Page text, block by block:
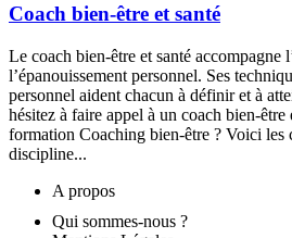
Coach bien-être et santé
Le coach bien-être et santé accompagne
l’épanouissement personnel. Ses
personnel aident chacun à définir et à
hésitez à faire appel à un coach bien-
formation Coaching bien-être ? Voici les
discipline...
A propos
Qui sommes-nous ?